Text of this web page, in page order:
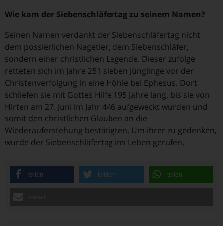
Wie kam der Siebenschläfertag zu seinem Namen?
Seinen Namen verdankt der Siebenschläfertag nicht
dem possierlichen Nagetier, dem Siebenschläfer,
sondern einer christlichen Legende. Dieser zufolge
retteten sich im Jahre 251 sieben Jünglinge vor der
Christenverfolgung in eine Höhle bei Ephesus. Dort
schliefen sie mit Gottes Hilfe 195 Jahre lang, bis sie von
Hirten am 27. Juni im Jahr 446 aufgeweckt wurden und
somit den christlichen Glauben an die
Wiederauferstehung bestätigten. Um ihrer zu gedenken,
wurde der Siebenschläfertag ins Leben gerufen.
teilen twittern teilen